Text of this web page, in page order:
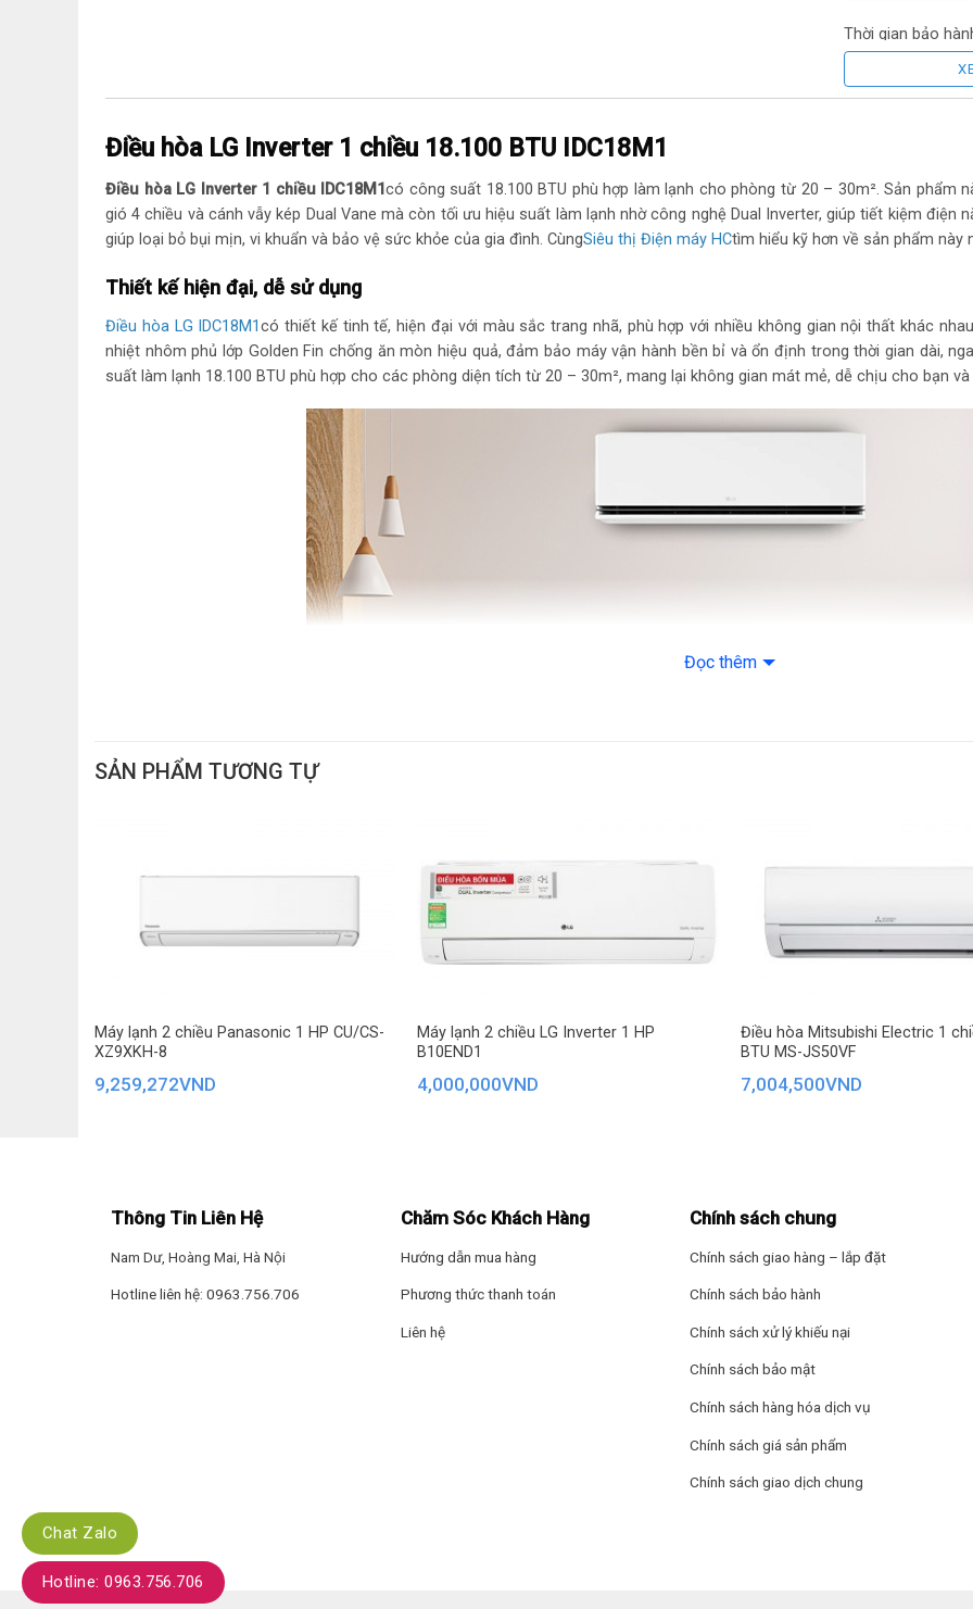
Thời gian bảo
Chất liệu dàn tản
Mức tiêu thụ
Tiêu thụ điện: 1.76
– Kw Manager
Lọc bụi, kháng
Chế độ gió: Tuỳ
– Chế độ kiểm
– Màn hình hiển
– Thổi gió dễ chịu
Thông số kích
Dày 23.5 cm –
Kích thước – Khối
Điều hòa LG Inverter 1 chiều 18.100 BTU IDC18M1
Điều hòa LG Inverter 1 chiều IDC18M1có công suất 18.100 BTU phù hợp làm lạnh cho phòng từ 20 – 30m². Sản phẩm
gió 4 chiều và cánh vẫy kép Dual Vane mà còn tối ưu hiệu suất làm lạnh nhờ công nghệ Dual Inverter, giúp tiết kiệm điện
giúp loại bỏ bụi mịn, vi khuẩn và bảo vệ sức khỏe của gia đình. CùngSiêu thị Điện máy HCtìm hiểu kỹ hơn về sản phẩm này
Thiết kế hiện đại, dễ sử dụng
Điều hòa LG IDC18M1có thiết kế tinh tế, hiện đại với màu sắc trang nhã, phù hợp với nhiều không gian nội thất khác
nhiệt nhôm phủ lớp Golden Fin chống ăn mòn hiệu quả, đảm bảo máy vận hành bền bỉ và ổn định trong thời gian dài,
suất làm lạnh 18.100 BTU phù hợp cho các phòng diện tích từ 20 – 30m², mang lại không gian mát mẻ, dễ chịu cho bạn và
Công nghệ Jet Cool làm lạnh nhanh chóng
Công nghệ Jet Cool giúp làm lạnh nhanh chóng chỉ trong vài phút. Khi bật chế độ Jet Cool máy sẽ tăng cường công
Đọc thêm
SẢN PHẨM TƯƠNG TỰ
Máy lạnh 2 chiều Panasonic 1 HP CU/CS-
XZ9XKH-8
9,259,272VND
Máy lạnh 2 chiều LG Inverter 1 HP
B10END1
4,000,000VND
Điều hòa Mitsubishi Electric 1
BTU MS-JS50VF
7,004,500VND
Thông Tin Liên Hệ
Nam Dư, Hoàng Mai, Hà Nội
Hotline liên hệ: 0963.756.706
Chăm Sóc Khách Hàng
Hướng dẫn mua hàng
Phương thức thanh toán
Liên hệ
Chính sách chung
Chính sách giao hàng – lắp đặt
Chính sách bảo hành
Chính sách xử lý khiếu nại
Chính sách bảo mật
Chính sách hàng hóa dịch vụ
Chính sách giá sản phẩm
Chính sách giao dịch chung
Chat Zalo
Hotline: 0963.756.706